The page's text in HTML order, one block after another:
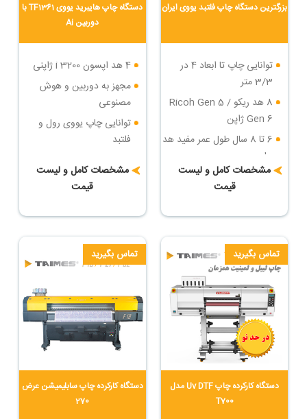
دستگاه چاپ هایبرید یووی TF1361 با
دوربین Ai
4 هد اپسون i 3200 ژاپنی
مجهز به دوربین و هوش
مصنوعی
توانایی چاپ یووی رول و
فلتبد
در ساعت
دارای روتاری جهت چاپ روی
اجسام مدور
مشخصات کامل و لیست
قیمت
بزرگترین دستگاه چاپ فلتبد یووی ایران
توانایی چاپ تا ابعاد 4 در
3/3 متر
8 هد ریکو Ricoh Gen 5 /
Gen 6 ژاپن
6 تا 8 سال طول عمر مفید هد
چاپ
سرعت چاپ : تا 84 مترمربع
بزرگترین دستگاه چاپ فلتبد
مشخصات کامل و لیست
قیمت
تماس بگیرید
دستگاه کارکرده چاپ سابلیمیشن عرض
270
تماس بگیرید
دستگاه کارکرده چاپ Uv DTF مدل
T700